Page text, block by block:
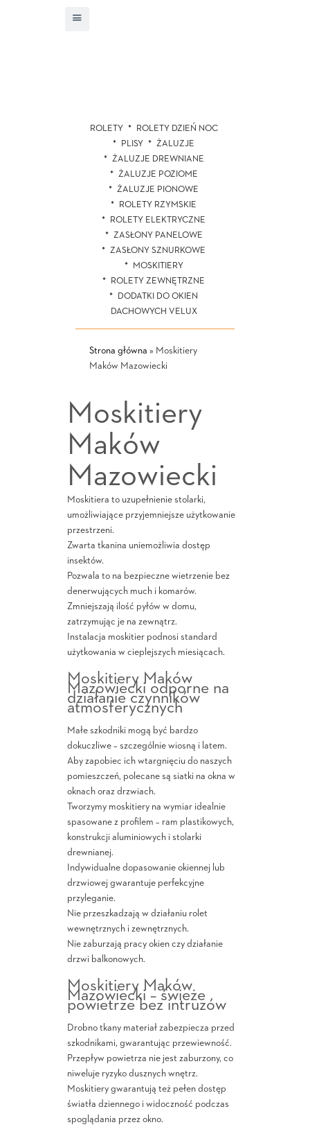
ROLETY
ROLETY DZIEŃ NOC
PLISY
ŻALUZJE
ŻALUZJE DREWNIANE
ŻALUZJE POZIOME
ŻALUZJE PIONOWE
ROLETY RZYMSKIE
ROLETY ELEKTRYCZNE
ZASŁONY PANELOWE
ZASŁONY SZNURKOWE
MOSKITIERY
ROLETY ZEWNĘTRZNE
DODATKI DO OKIEN
DACHOWYCH VELUX
Strona główna » Moskitiery
Maków Mazowiecki
Moskitiery
Maków
Mazowiecki
Moskitiera to uzupełnienie stolarki,
umożliwiające przyjemniejsze użytkowanie
przestrzeni.
Zwarta tkanina uniemożliwia dostęp
insektów.
Pozwala to na bezpieczne wietrzenie bez
denerwujących much i komarów.
Zmniejszają ilość pyłów w domu,
zatrzymując je na zewnątrz.
Instalacja moskitier podnosi standard
użytkowania w cieplejszych miesiącach.
Moskitiery Maków
Mazowiecki odporne na
działanie czynników
atmosferycznych
Małe szkodniki mogą być bardzo
dokuczliwe – szczególnie wiosną i latem.
Aby zapobiec ich wtargnięciu do naszych
pomieszczeń, polecane są siatki na okna w
oknach oraz drzwiach.
Tworzymy moskitiery na wymiar idealnie
spasowane z profilem – ram plastikowych,
konstrukcji aluminiowych i stolarki
drewnianej.
Indywidualne dopasowanie okiennej lub
drzwiowej gwarantuje perfekcyjne
przyleganie.
Nie przeszkadzają w działaniu rolet
wewnętrznych i zewnętrznych.
Nie zaburzają pracy okien czy działanie
drzwi balkonowych.
Moskitiery Maków
Mazowiecki – świeże
powietrze bez intruzów
Drobno tkany materiał zabezpiecza przed
szkodnikami, gwarantując przewiewność.
Przepływ powietrza nie jest zaburzony, co
niweluje ryzyko dusznych wnętrz.
Moskitiery gwarantują też pełen dostęp
światła dziennego i widoczność podczas
spoglądania przez okno.